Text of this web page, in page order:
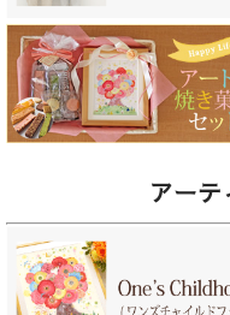
アー